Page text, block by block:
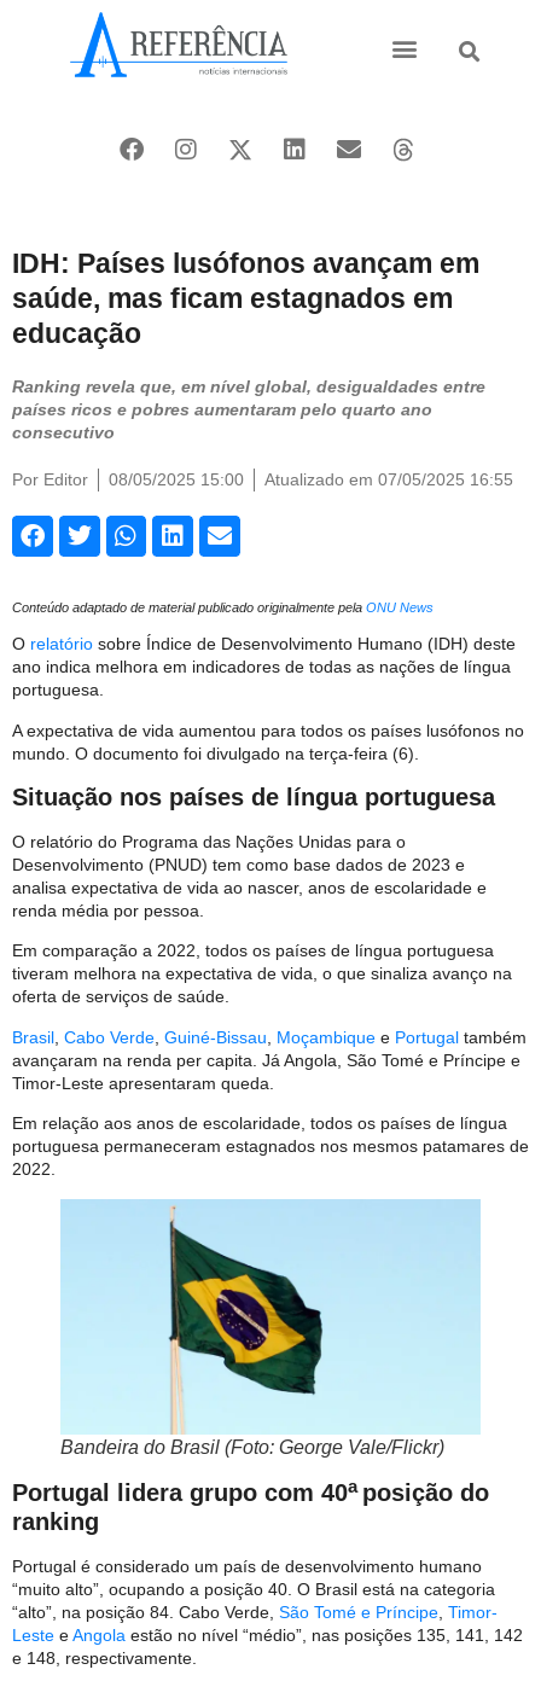
IDH: Países lusófonos avançam em
saúde, mas ficam estagnados em
educação
Ranking revela que, em nível global, desigualdades entre
países ricos e pobres aumentaram pelo quarto ano
consecutivo
Por Editor 08/05/2025 15:00 Atualizado em 07/05/2025 16:55
Conteúdo adaptado de material publicado originalmente pela ONU News
O relatório sobre Índice de Desenvolvimento Humano (IDH) deste
ano indica melhora em indicadores de todas as nações de língua
portuguesa.
A expectativa de vida aumentou para todos os países lusófonos no
mundo. O documento foi divulgado na terça-feira (6).
Situação nos países de língua portuguesa
O relatório do Programa das Nações Unidas para o
Desenvolvimento (PNUD) tem como base dados de 2023 e
analisa expectativa de vida ao nascer, anos de escolaridade e
renda média por pessoa.
Em comparação a 2022, todos os países de língua portuguesa
tiveram melhora na expectativa de vida, o que sinaliza avanço na
oferta de serviços de saúde.
Brasil Cabo Verde Guiné-Bissau Moçambique e Portugal também
avançaram na renda per capita. Já Angola, São Tomé e Príncipe e
Timor-Leste apresentaram queda.
Em relação aos anos de escolaridade, todos os países de língua
portuguesa permaneceram estagnados nos mesmos patamares de
2022.
Bandeira do Brasil (Foto: George Vale/Flickr)
Portugal lidera grupo com 40a posição do
ranking
Portugal é considerado um país de desenvolvimento humano
“muito alto”, ocupando a posição 40. O Brasil está na categoria
“alto”, na posição 84. Cabo Verde, São Tomé e Príncipe, Timor-
Leste eAngola estão no nível “médio”, nas posições 135, 141, 142
e 148, respectivamente.